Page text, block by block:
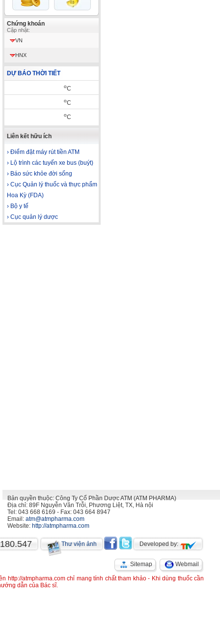
Chứng khoán
Cập nhật:
VN
HNX
DỰ BÁO THỜI TIẾT
oC
oC
oC
Liên kết hữu ích
› Điểm đặt máy rút tiền ATM
› Lộ trình các tuyến xe bus (buýt)
› Báo sức khỏe đời sống
› Cục Quản lý thuốc và thực phẩm
Hoa Kỳ (FDA)
› Bộ y tế
› Cục quản lý dược
Bản quyền thuộc: Công Ty Cổ Phần Dược ATM (ATM PHARMA)
Địa chỉ: 89F Nguyễn Văn Trỗi, Phương Liệt, TX, Hà nội
Tel: 043 668 6169 - Fax: 043 664 8947
Email: atm@atmpharma.com
Website: http://atmpharma.com
Developed by:
Thư viện ảnh
Webmail
Sitemap
http://atmpharma.com chỉ mang tính chất tham khảo - Khi dùng thuốc cần
dẫn của Bác sĩ.